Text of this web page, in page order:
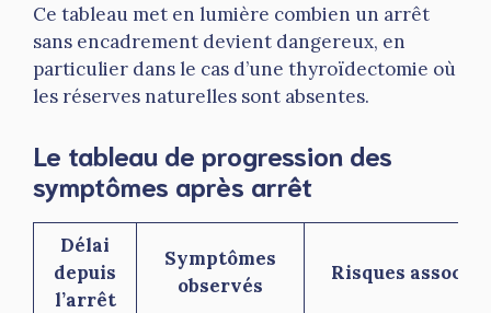
Ce tableau met en lumière combien un arrêt
sans encadrement devient dangereux, en
particulier dans le cas d’une thyroïdectomie où
les réserves naturelles sont absentes.
Le tableau de progression des
symptômes après arrêt
Délai
depuis
l’arrêt
Symptômes
observés
Risques associés